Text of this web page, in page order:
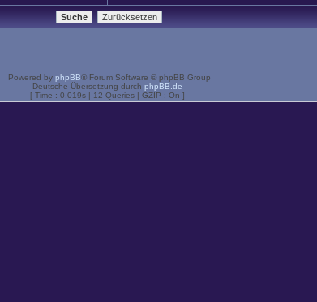
Powered by phpBB® Forum Software © phpBB Group
Deutsche Übersetzung durch phpBB.de
[ Time : 0.019s | 12 Queries | GZIP : On ]